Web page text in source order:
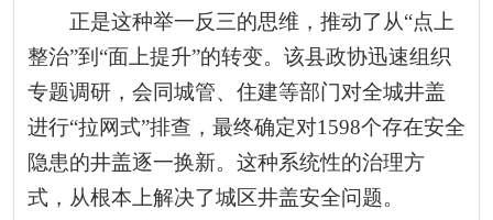
正是这种举一反三的思维，推动了从“点上
整治”到“面上提升”的转变。该县政协迅速组织
专题调研，会同城管、住建等部门对全城井盖
进行“拉网式”排查，最终确定对1598个存在安全
隐患的井盖逐一换新。这种系统性的治理方
式，从根本上解决了城区井盖安全问题。